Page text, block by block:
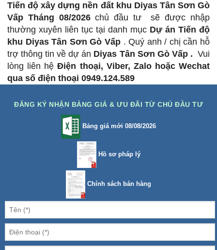
Tiến độ xây dựng nền đất khu Diyas Tân Sơn Gò
Vấp Tháng 08/2026chủ đầu tư
sẽ được nhập
thường xuyên liên tục tại danh mục Dự án Tiến độ
khu Diyas Tân Sơn Gò Vấp .Quý anh / chị cần hỗ
trợ thông tin về dự án Diyas Tân Sơn Gò Vấp . Vui
lòng liên hệĐiện thoại, Viber, Zalo hoặc Wechat
qua số điện thoại 0949.124.589
ĐĂNG KÝ NHẬN BẢNG GIÁ & ƯU ĐÃI TỪ CHỦ ĐẦU TƯ
Bảng giá mới 08/08/2026
Hồ sơ pháp lý
Chính sách bán hàng